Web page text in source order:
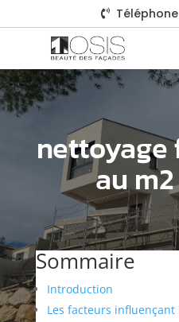

nettoyage
au
Sommaire
Introduction
Les facteurs